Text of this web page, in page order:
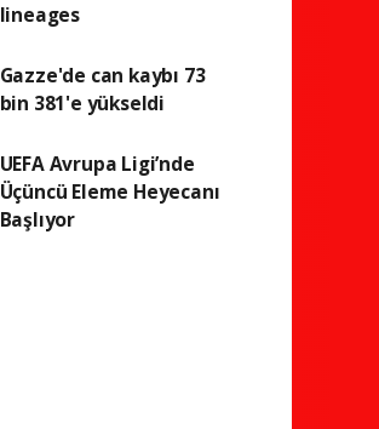
lineages
Gazze'de can kaybı 73
bin 381'e yükseldi
UEFA Avrupa Ligi’nde
Üçüncü Eleme Heyecanı
Başlıyor